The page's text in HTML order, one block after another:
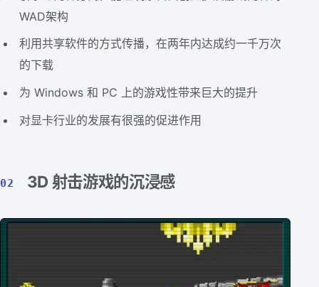
WAD架构
利用共享软件的方式传播，在两年内达成约一千万次
的下载
为 Windows 和 PC 上的游戏性带来巨大的提升
对显卡行业的发展有很强的促进作用
02 3D 射击游戏的沉浸感